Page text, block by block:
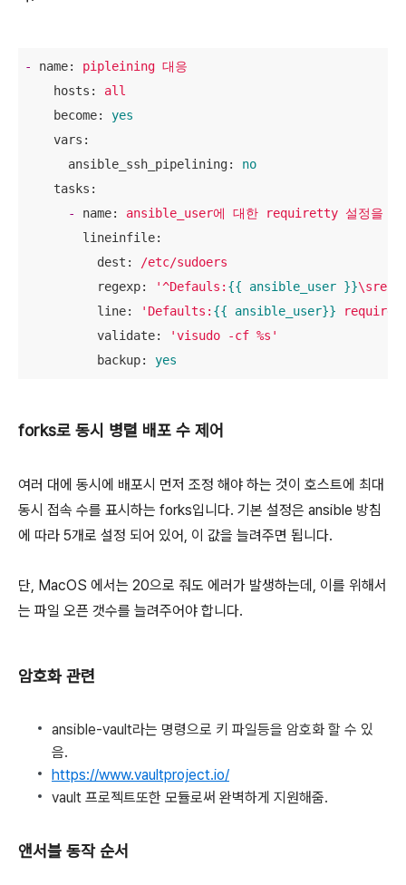
- name: pipleining 대응
hosts:
all
become:
yes
vars:
ansible_ssh_pipelining:
no
tasks:
-
name: ansible_user에 대한 requiretty 설정을
lineinfile:
dest:
/etc/sudoers
regexp:
'^Defauls: {{ ansible_user }}
line:
'Defaults: {{ ansible_user}}
validate:
'visudo -cf %s'
backup:
yes
forks로 동시 병렬 배포 수 제어
여러 대에 동시에 배포시 먼저 조정 해야 하는 것이 호스트에 최대
동시 접속 수를 표시하는 forks입니다. 기본 설정은 ansible 방침
에 따라 5개로 설정 되어 있어, 이 값을 늘려주면 됩니다.
단, MacOS 에서는 20으로 줘도 에러가 발생하는데, 이를 위해서
는 파일 오픈 갯수를 늘려주어야 합니다.
암호화 관련
ansible-vault라는 명령으로 키 파일등을 암호화 할 수 있
음.
https://www.vaultproject.io/
vault 프로젝트또한 모듈로써 완벽하게 지원해줌.
앤서블 동작 순서